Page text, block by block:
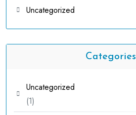
Uncategorized
Categories
Uncategorized
11